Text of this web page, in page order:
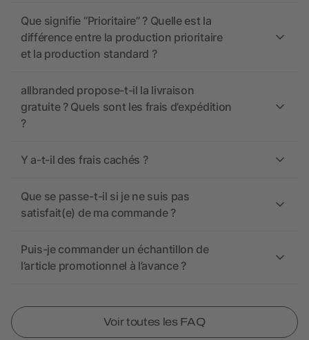
Que signifie “Prioritaire” ? Quelle est la
différence entre la production prioritaire
et la production standard ?
allbranded propose-t-il la livraison
gratuite ? Quels sont les frais d’expédition
?
Y a-t-il des frais cachés ?
Que se passe-t-il si je ne suis pas
satisfait(e) de ma commande ?
Puis-je commander un échantillon de
l’article promotionnel à l’avance ?
Voir toutes les FAQ